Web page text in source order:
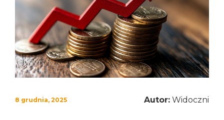
8 grudnia, 2025 Autor: Widoczni